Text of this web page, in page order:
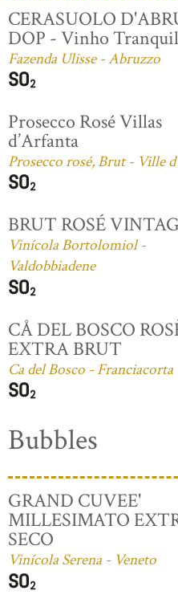
CERASUOLO
DOP - Vinho
Fazenda Ulisse - Abruzzo
Prosecco Rosé Villas
d’Arfanta
Prosecco rosé, Brut - Ville
BRUT ROSÉ
Vinícola Bortolomiol -
Valdobbiadene
CÅ DEL BOSCO
EXTRA BRUT
Ca del Bosco - Franciacorta
Bubbles
GRAND CUVEE'
MILLESIMATO
SECO
Vinícola Serena - Veneto